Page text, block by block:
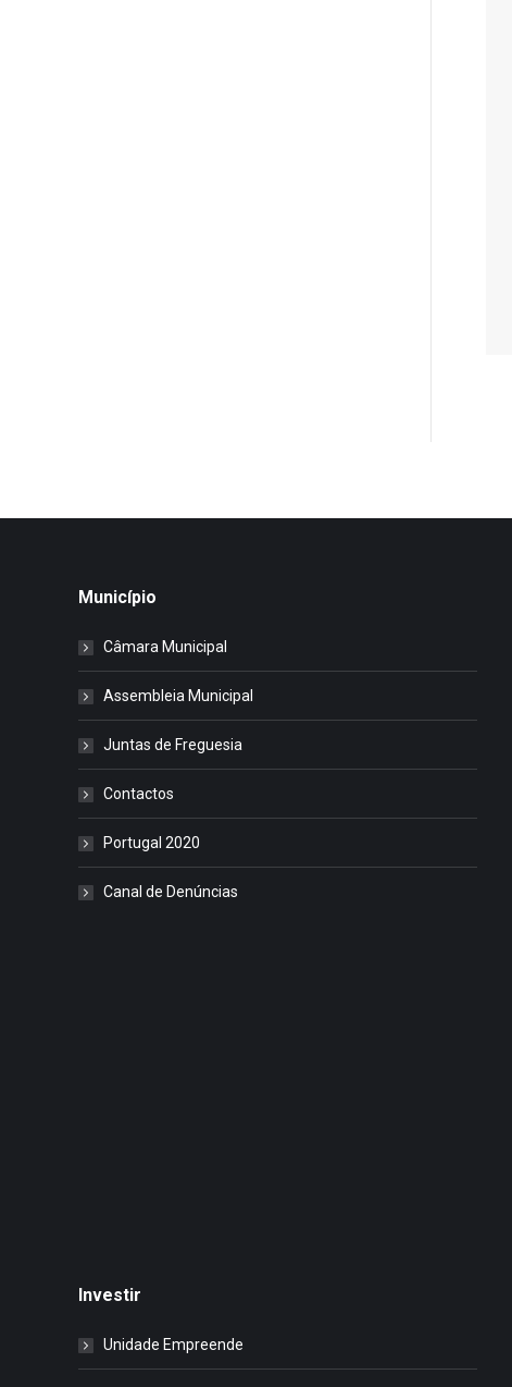
Município
Câmara Municipal
Assembleia Municipal
Juntas de Freguesia
Contactos
Portugal 2020
Canal de Denúncias
Investir
Unidade Empreende